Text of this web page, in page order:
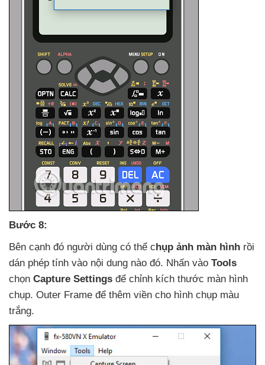
Bước 8:
Bên cạnh đó người dùng có thể chụp ảnh màn hình rồi
dán phép tính vào nội dung nào đó. Nhấn vào Tools
chọn Capture Settings để chỉnh kích thước màn hình
chụp. Outer Frame để thêm viền cho hình chụp màu
trắng.